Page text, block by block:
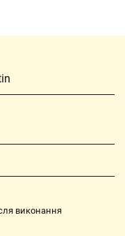
виконання